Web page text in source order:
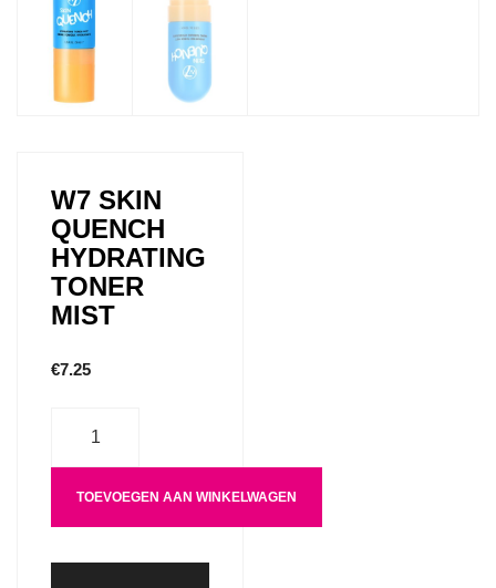
W7 SKIN
QUENCH
HYDRATING
TONER
MIST
€7.25
TOEVOEGEN AAN WINKELWAGEN